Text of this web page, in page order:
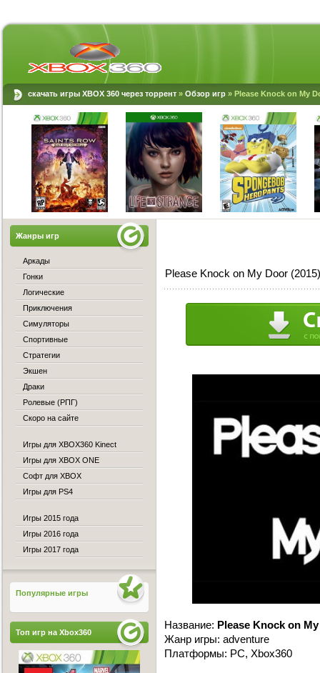
скачать игры XBOX 360 через торрент » Обзор игр » Please Knock on My
Please Knock on My Door
Название: Please Knock on
Жанр игры: adventure
Платформы: PC, Xbox360
Жанры игр
Аркады
Гонки
Логические
Приключения
Симуляторы
Спортивные
Стратегии
Экшен
Драки
Ролевые (РПГ)
Скоро на сайте
Игры для XBOX360 Kinect
Игры для XBOX ONE
Софт для XBOX
Игры для PS4
Игры 2015 года
Игры 2016 года
Игры 2017 года
Популярные игры
Топ игр на Xbox360